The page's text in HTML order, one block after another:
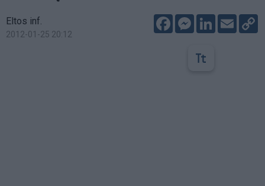
Eltos inf.
2012-01-25 20:12
FacebookMessenger
LinkedIn
Email